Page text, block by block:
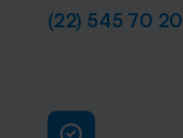
(22) 545 70 20